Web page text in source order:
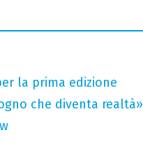
la prima edizione
che diventa realtà»